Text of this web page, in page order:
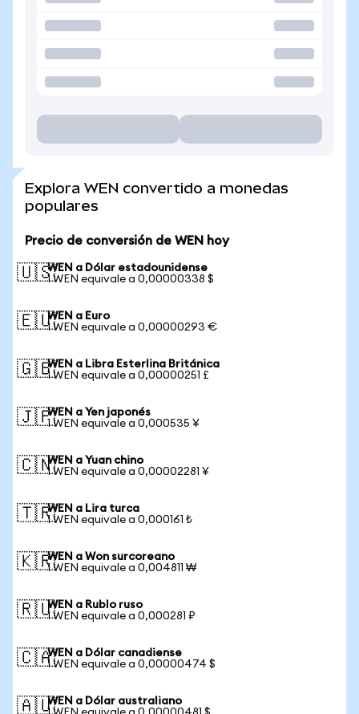
Explora WEN convertido a monedas
populares
Precio de conversión de WEN hoy
🇺🇸WEN a Dólar estadounidense
1 WEN equivale a 0,00000338 $
🇪🇺WEN a Euro
1 WEN equivale a 0,00000293 €
🇬🇧WEN a Libra Esterlina Británica
1 WEN equivale a 0,00000251 £
🇯🇵WEN a Yen japonés
1 WEN equivale a 0,000535 ¥
🇨🇳WEN a Yuan chino
1 WEN equivale a 0,00002281 ¥
🇹🇷WEN a Lira turca
1 WEN equivale a 0,000161 ₺
🇰🇷WEN a Won surcoreano
1 WEN equivale a 0,004811 ₩
🇷🇺WEN a Rublo ruso
1 WEN equivale a 0,000281 ₽
🇨🇦WEN a Dólar canadiense
1 WEN equivale a 0,00000474 $
🇦🇺WEN a Dólar australiano